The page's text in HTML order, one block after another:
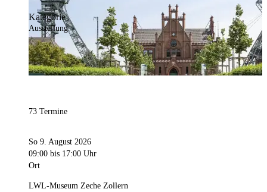
Kategorie
Ausstellung
73 Termine
So 9. August 2026
09:00 bis 17:00 Uhr
Ort
LWL-Museum Zeche Zollern